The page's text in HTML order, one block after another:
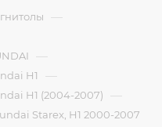
—
—
H1 —
H1 (2004-2007) —
Starex, H1 2000-2007